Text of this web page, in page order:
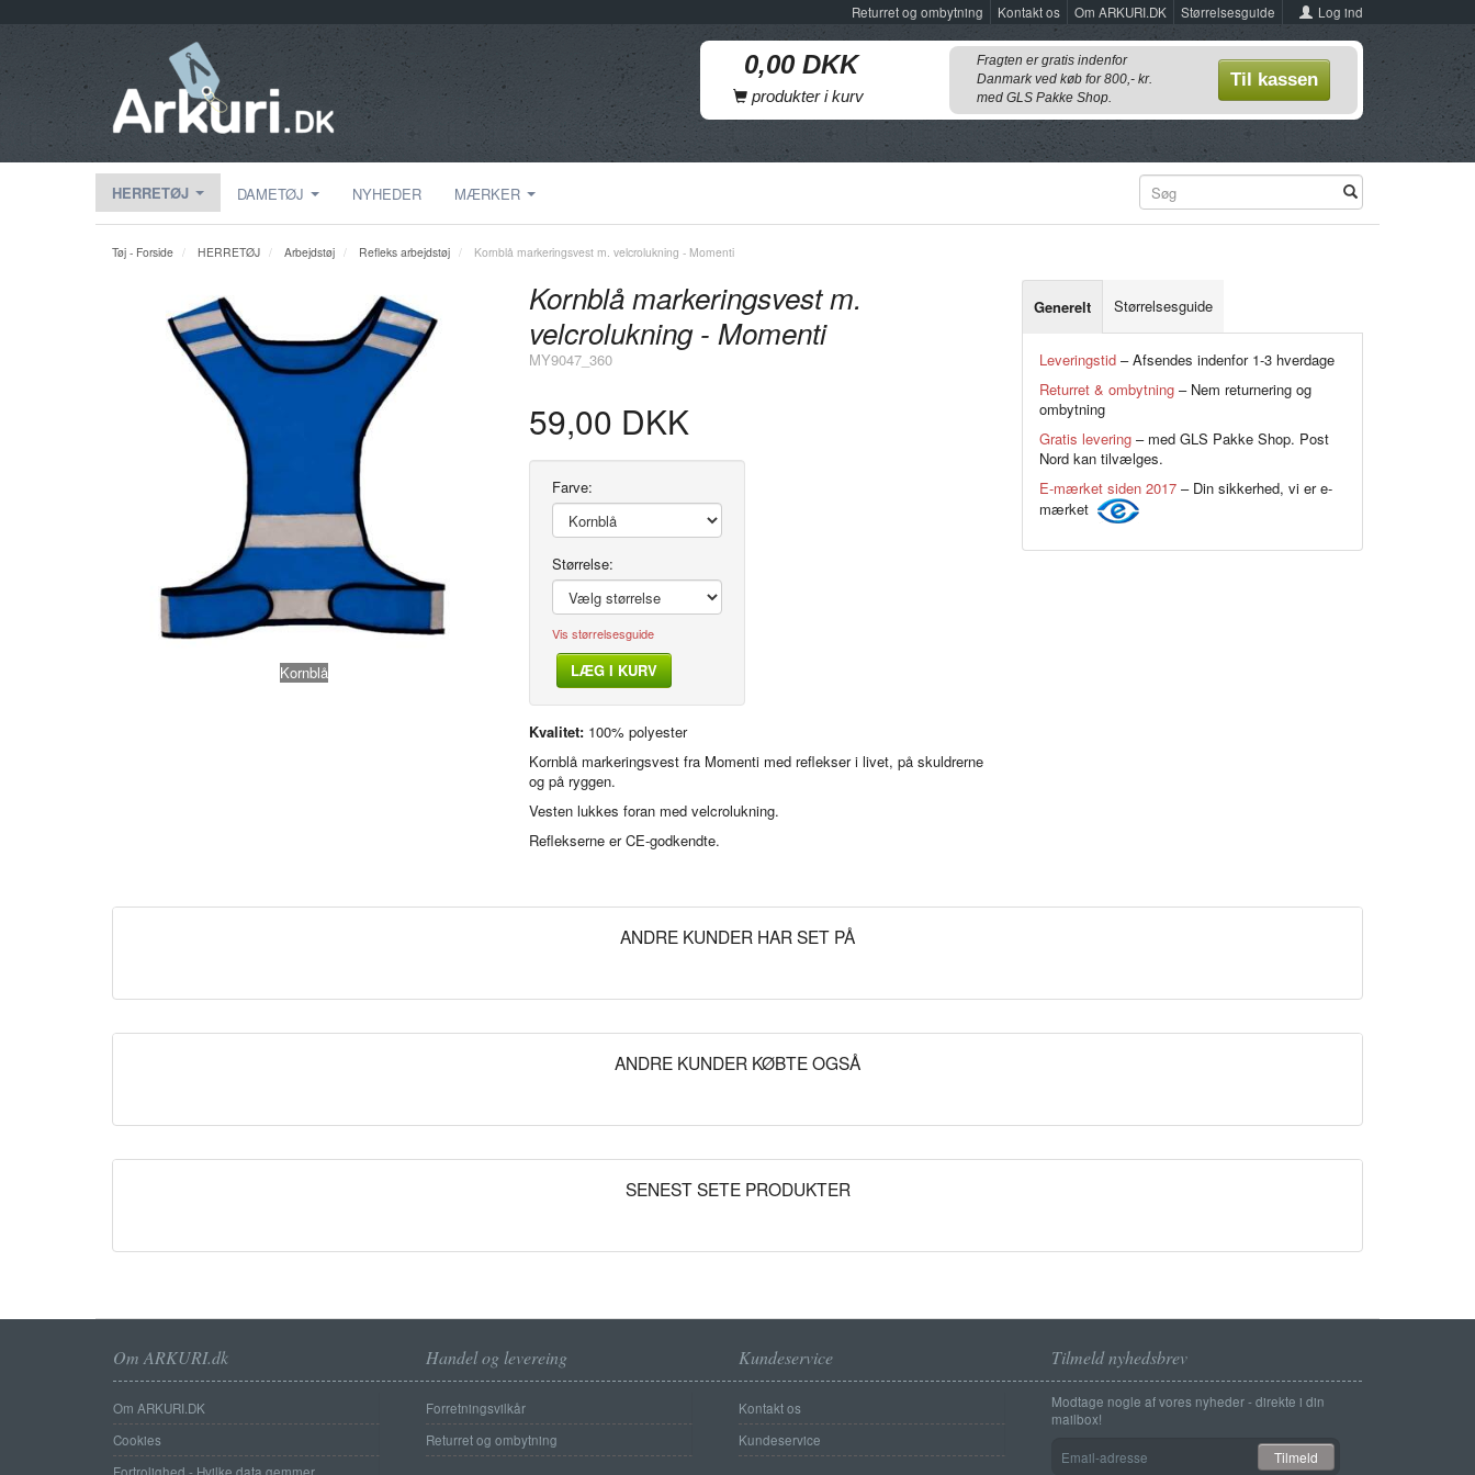
Log ind
Størrelsesguide
Om ARKURI.DK
Kontakt os
Returret og ombytning
produkter i kurv
Fragten er gratis indenfor
Danmark ved køb for 800,- kr.
med GLS Pakke Shop.
Til kassen
HERRETØJ DAMETØJ NYHEDER MÆRKER
Tøj - Forside HERRETØJ Arbejdstøj Refleks arbejdstøj Kornblå markeringsvest m. velcrolukning - Momenti
Kornblå
Kornblå markeringsvest m.
velcrolukning - Momenti
MY9047_360
59,00 DKK
Vis størrelsesguide
Farve:
Størrelse:
LÆG I KURV
Kvalitet: 100% polyester
Kornblå markeringsvest fra Momenti med reflekser i livet, på skuldrerne
og på ryggen.
Vesten lukkes foran med velcrolukning.
Reflekserne er CE-godkendte.
Generelt Størrelsesguide
Leveringstid– Afsendes indenfor 1-3 hverdage
Returret & ombytning– Nem returnering og
ombytning
Gratis levering– med GLS Pakke Shop. Post
Nord kan tilvælges.
E-mærket siden 2017– Din sikkerhed, vi er e-
mærket
ANDRE KUNDER HAR SET PÅ
ANDRE KUNDER KØBTE OGSÅ
SENEST SETE PRODUKTER
Om ARKURI.dk
Om ARKURI.DK
Cookies
Handel og levereing
Forretningsvilkår
Returret og ombytning
Kundeservice
Kontakt os
Kundeservice
Tilmeld nyhedsbrev
Modtage nogle af vores nyheder - direkte i din
mailbox!
adresse
Tilmeld